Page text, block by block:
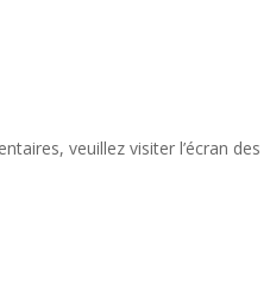
veuillez visiter l’écran des